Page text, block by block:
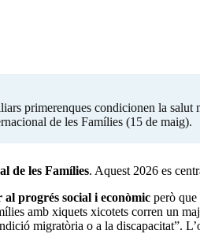
primerenques condicionen la
de les Famílies (15 de maig).
de les Famílies. Aquest 2026 es
al progrés social i econòmic però que
amb xiquets xicotets corren un
migratòria o a la discapacitat”.